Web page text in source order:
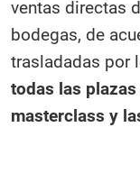
ventas directas
bodegas, de
trasladadas por
todas las
masterclass y